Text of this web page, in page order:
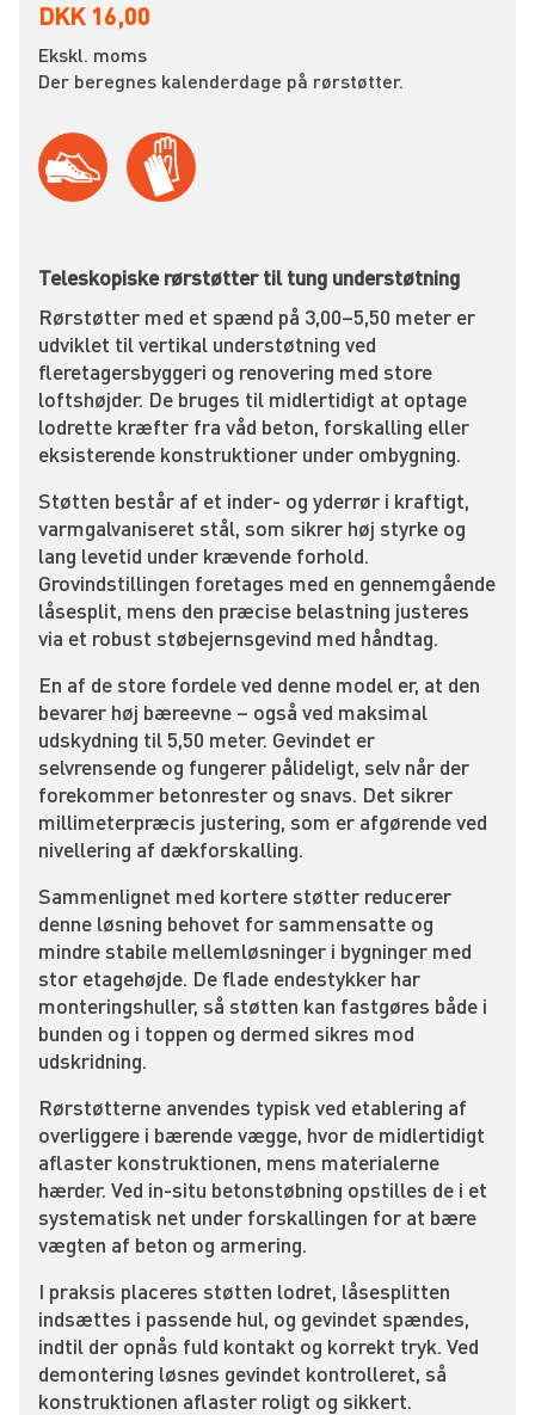
DKK 16,00
Ekskl. moms
Der beregnes kalenderdage på rørstøtter.
Teleskopiske rørstøtter til tung understøtning
Rørstøtter med et spænd på 3,00–5,50 meter er
udviklet til vertikal understøtning ved
fleretagersbyggeri og renovering med store
loftshøjder. De bruges til midlertidigt at optage
lodrette kræfter fra våd beton, forskalling eller
eksisterende konstruktioner under ombygning.
Støtten består af et inder- og yderrør i kraftigt,
varmgalvaniseret stål, som sikrer høj styrke og
lang levetid under krævende forhold.
Grovindstillingen foretages med en gennemgående
låsesplit, mens den præcise belastning justeres
via et robust støbejernsgevind med håndtag.
En af de store fordele ved denne model er, at den
bevarer høj bæreevne – også ved maksimal
udskydning til 5,50 meter. Gevindet er
selvrensende og fungerer pålideligt, selv når der
forekommer betonrester og snavs. Det sikrer
millimeterpræcis justering, som er afgørende ved
nivellering af dækforskalling.
Sammenlignet med kortere støtter reducerer
denne løsning behovet for sammensatte og
mindre stabile mellemløsninger i bygninger med
stor etagehøjde. De flade endestykker har
monteringshuller, så støtten kan fastgøres både i
bunden og i toppen og dermed sikres mod
udskridning.
Rørstøtterne anvendes typisk ved etablering af
overliggere i bærende vægge, hvor de midlertidigt
aflaster konstruktionen, mens materialerne
hærder. Ved in-situ betonstøbning opstilles de i et
systematisk net under forskallingen for at bære
vægten af beton og armering.
I praksis placeres støtten lodret, låsesplitten
indsættes i passende hul, og gevindet spændes,
indtil der opnås fuld kontakt og korrekt tryk. Ved
demontering løsnes gevindet kontrolleret, så
konstruktionen aflaster roligt og sikkert.